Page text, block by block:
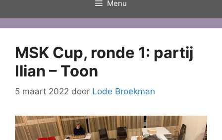
Menu
MSK Cup, ronde 1: partij
Ilian – Toon
5 maart 2022 door Lode Broekman